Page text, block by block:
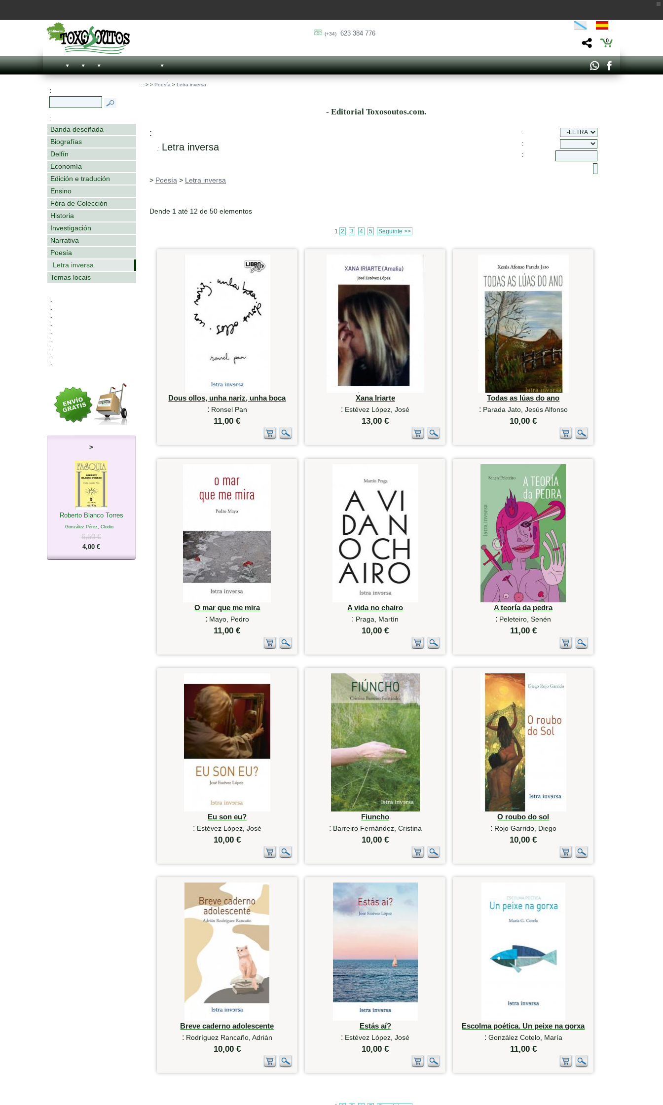
(+34) 623 384 776
0
:
:
Banda deseñada
Biografías
Delfín
Economía
Edición e tradución
Ensino
Fóra de Colección
Historia
Investigación
Narrativa
Poesía
Letra inversa
Temas locais
:.
:.
:.
:.
:.
:.
:.
:.
:.
>
Roberto Blanco Torres
González Pérez, Clodio
6,50 €
4,00 €
:: > > Poesía > Letra inversa
- Editorial Toxosoutos.com.
:
: Letra inversa
:
:
:
> Poesía > Letra inversa
Dende 1 até 12 de 50 elementos
1 2 3 4 5 Seguinte >>
Dous ollos, unha nariz, unha boca
: Ronsel Pan
11,00 €
Xana Iriarte
: Estévez López, José
13,00 €
Todas as lúas do ano
: Parada Jato, Jesús Alfonso
10,00 €
O mar que me mira
: Mayo, Pedro
11,00 €
A vida no chairo
: Praga, Martín
10,00 €
A teoría da pedra
: Peleteiro, Senén
11,00 €
Eu son eu?
: Estévez López, José
10,00 €
Fiuncho
: Barreiro Fernández, Cristina
10,00 €
O roubo do sol
: Rojo Garrido, Diego
10,00 €
Breve caderno adolescente
: Rodríguez Rancaño, Adrián
10,00 €
Estás aí?
: Estévez López, José
10,00 €
Escolma poética. Un peixe na gorxa
: González Cotelo, María
11,00 €